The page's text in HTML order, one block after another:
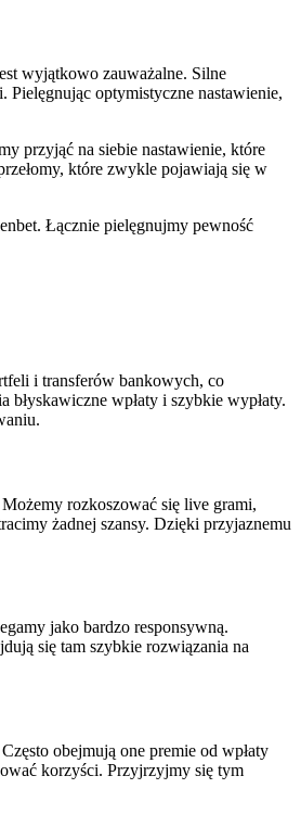
wyjątkowo zauważalne. Silne
optymistyczne nastawienie,
przyjąć na siebie nastawienie, które
które zwykle pojawiają się w
Łącznie pielęgnujmy pewność
i transferów bankowych, co
błyskawiczne wpłaty i szybkie wypłaty.
rozkoszować się live grami,
żadnej szansy. Dzięki przyjaznemu
jako bardzo responsywną.
się tam szybkie rozwiązania na
obejmują one premie od wpłaty
korzyści. Przyjrzyjmy się tym